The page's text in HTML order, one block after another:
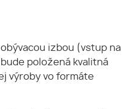
izbou (vstup na
položená kvalitná
výroby vo formáte